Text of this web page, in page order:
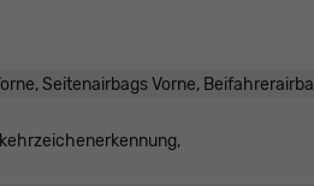
Seitenairbags Vorne,